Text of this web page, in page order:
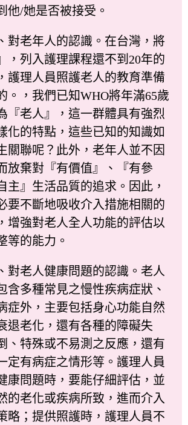
他/她是否被接受。
老年人的認識。在台灣，將
，列入護理課程還不到20年的
護理人員照護老人的教育準備
。，我們已知WHO將年滿65歲
『老人』，這一群體具有強烈
化的特點，這些已知的知識如
關聯呢？此外，老年人並不因
放棄對『有價值』、『有參
主』生活品質的追求。因此，
要不斷地吸收介入措施相關的
增強對老人全人功能的評估以
等的能力。
老人健康問題的認識。老人
含多種常見之慢性疾病症狀、
症外，主要包括身心功能自然
退老化，還有各種的障礙失
、特殊或不易測之反應，還有
定有病症之情形等。護理人員
康問題時，要能仔細評估，並
的老化或疾病所致，進而介入
略；提供照護時，護理人員不